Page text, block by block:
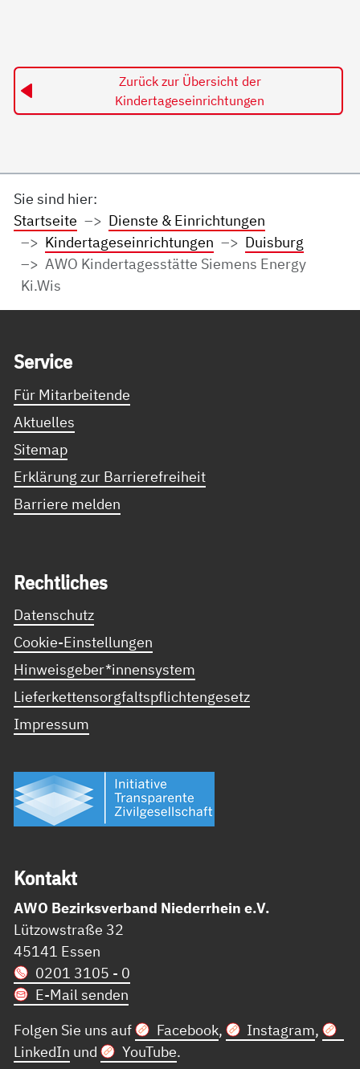
Zurück zur Übersicht der
Kindertageseinrichtungen
Sie sind hier:
Startseite
Dienste & Einrichtungen
Kindertageseinrichtungen
Duisburg
AWO Kindertagesstätte Siemens Energy
Ki.Wis
Ser­vice
Für Mitarbeitende
Aktuelles
Sitemap
Erklärung zur Barrierefreiheit
Barriere melden
Recht­li­ches
Datenschutz
Cookie-Einstellungen
Hinweisgeber*innensystem
Lieferkettensorgfaltspflichtengesetz
Impressum
Kon­takt
AWO Bezirksverband Niederrhein e.V.
Lützowstraße 32
45141 Essen
0201 3105 - 0
E-Mail senden
Folgen Sie uns auf
Facebook, Instagram,
LinkedIn und YouTube.